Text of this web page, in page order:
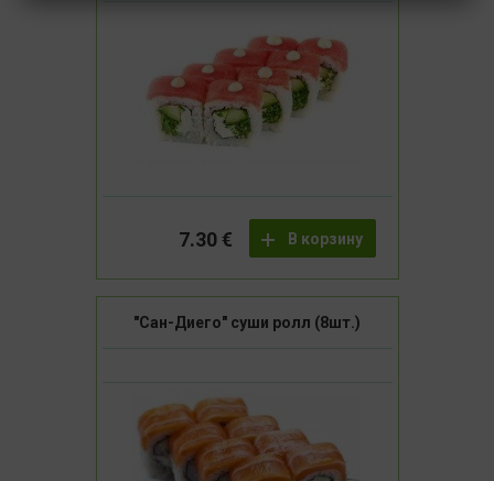
В корзину
7.30 €
"Сан-Диего" суши ролл (8шт.)